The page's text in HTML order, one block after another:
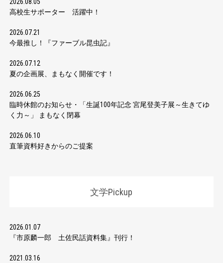
2026.08.05
高校生サポーター 活躍中！
2026.07.21
今最推し！『ファーブル昆虫記』
2026.07.12
夏の企画展、まもなく開催です！
2026.06.25
臨時休館のお知らせ・「生誕100年記念 宮尾登美子展～生きてゆ
く力～」 まもなく閉幕
2026.06.10
直筆資料好きからのご提案
文学Pickup
2026.01.07
『市原麟一郎 土佐民話資料集』刊行！
2021.03.16